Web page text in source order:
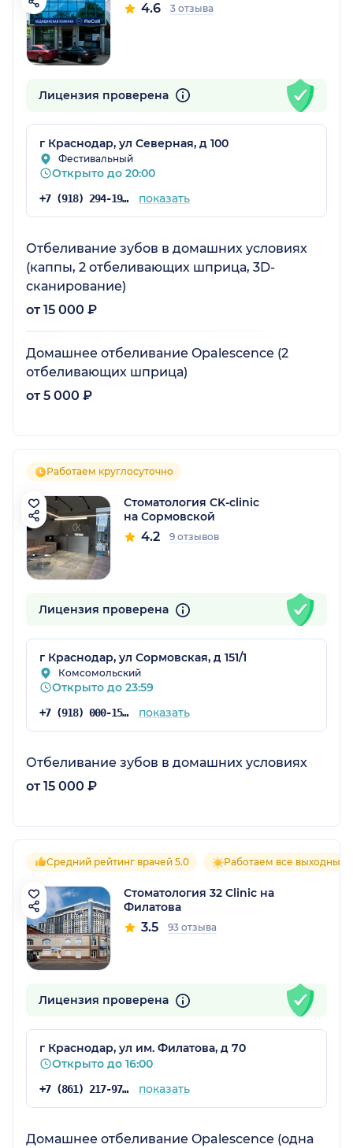
4.6 3 отзыва
Лицензия проверена
г Краснодар, ул Северная, д 100
Фестивальный
Открыто до 20:00
+7 (918) 294-19-81 показать
Отбеливание зубов в домашних условиях
(каппы, 2 отбеливающих шприца, 3D-
cканирование)
от 15 000 ₽
Домашнее отбеливание Opalescence (2
отбеливающих шприца)
от 5 000 ₽
Работаем круглосуточно
Стоматология CK-clinic
на Сормовской
4.2 9 отзывов
Лицензия проверена
г Краснодар, ул Сормовская, д 151/1
Комсомольский
Открыто до 23:59
+7 (918) 000-15-10 показать
Отбеливание зубов в домашних условиях
от 15 000 ₽
Средний рейтинг врачей 5.0 Работаем все выходные
Стоматология 32 Clinic на
Филатова
3.5 93 отзыва
Лицензия проверена
г Краснодар, ул им. Филатова, д 70
Открыто до 16:00
+7 (861) 217-97-61 показать
Домашнее отбеливание Opalescence (одна